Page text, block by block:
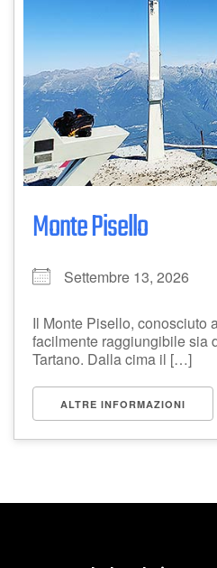
Monte Pisello
Settembre 13, 2026
Il Monte Pisello, conosciuto
facilmente raggiungibile sia
Tartano. Dalla cima il […]
ALTRE INFORMAZIONI